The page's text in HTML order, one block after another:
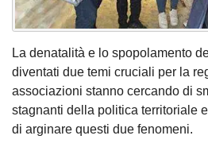
La denatalità e lo spopolamento
diventati due temi cruciali per la
associazioni stanno cercando di
stagnanti della politica territoriale
di arginare questi due fenomeni.